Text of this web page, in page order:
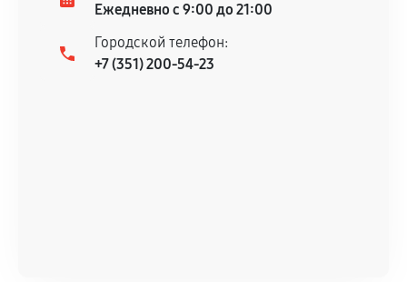
Ежедневно с 9:00 до 21:00
Городской телефон:
+7 (351) 200-54-23